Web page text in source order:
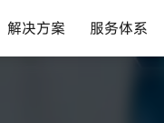
解决方案 服务体系